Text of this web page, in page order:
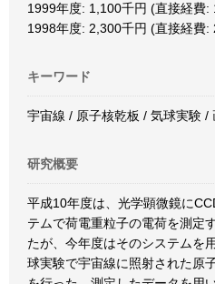
1999年度: 1,100千円 (直接経費:
1998年度: 2,300千円 (直接経費:
キーワード
宇宙線 / 原子核乾板 / 気球実験 /
研究概要
平成10年度は、光学顕微鏡に
テムで荷電重粒子の電荷を測定
たが、今年度はそのシステムを
球実験で宇宙線に照射された原